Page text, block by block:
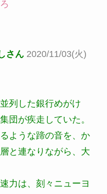
さん 2020/11/03(火)
列した銀行めがけ
団が疾走していた。
ような蹄の音を、か
と連なりながら、大
力は、刻々ニューヨ